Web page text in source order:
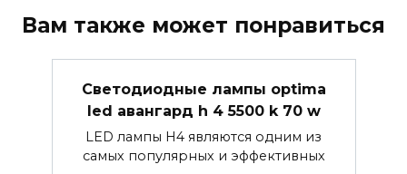
Вам также может понравиться
Светодиодные лампы optima
led авангард h 4 5500 k 70 w
LED лампы H4 являются одним из
самых популярных и эффективных